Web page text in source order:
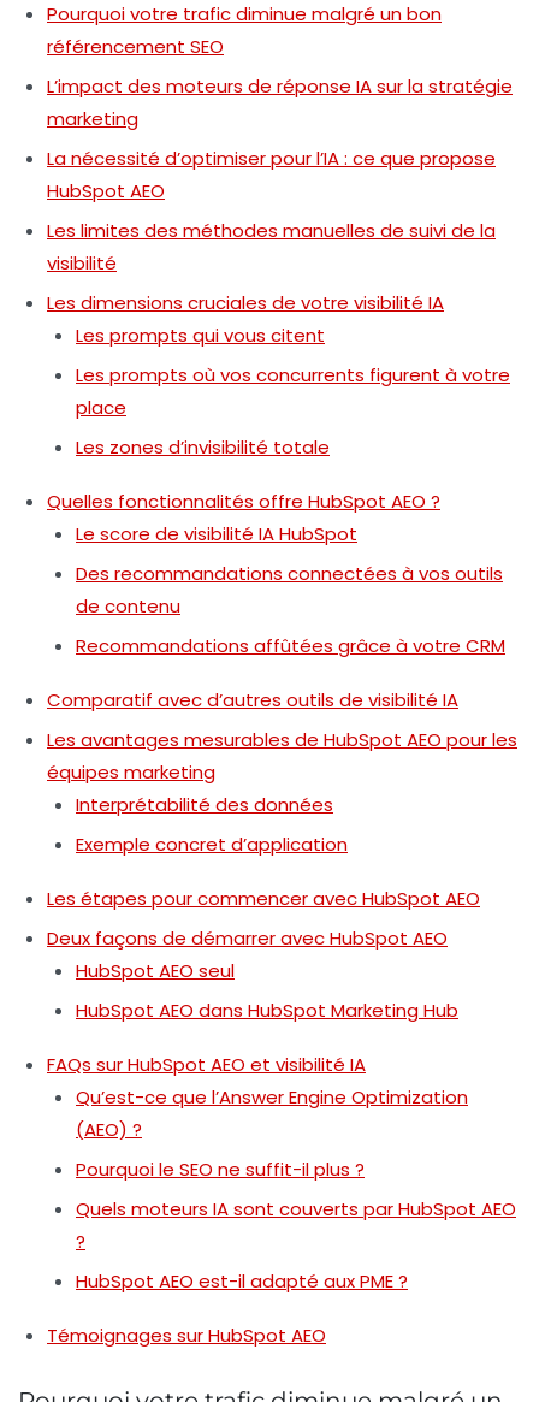
Pourquoi votre trafic diminue malgré un bon
référencement SEO
L’impact des moteurs de réponse IA sur la stratégie
marketing
La nécessité d’optimiser pour l’IA : ce que propose
HubSpot AEO
Les limites des méthodes manuelles de suivi de la
visibilité
Les dimensions cruciales de votre visibilité IA
Les prompts qui vous citent
Les prompts où vos concurrents figurent à votre
place
Les zones d’invisibilité totale
Quelles fonctionnalités offre HubSpot AEO ?
Le score de visibilité IA HubSpot
Des recommandations connectées à vos outils
de contenu
Recommandations affûtées grâce à votre CRM
Comparatif avec d’autres outils de visibilité IA
Les avantages mesurables de HubSpot AEO pour les
équipes marketing
Interprétabilité des données
Exemple concret d’application
Les étapes pour commencer avec HubSpot AEO
Deux façons de démarrer avec HubSpot AEO
HubSpot AEO seul
HubSpot AEO dans HubSpot Marketing Hub
FAQs sur HubSpot AEO et visibilité IA
Qu’est-ce que l’Answer Engine Optimization
(AEO) ?
Pourquoi le SEO ne suffit-il plus ?
Quels moteurs IA sont couverts par HubSpot AEO
?
HubSpot AEO est-il adapté aux PME ?
Témoignages sur HubSpot AEO